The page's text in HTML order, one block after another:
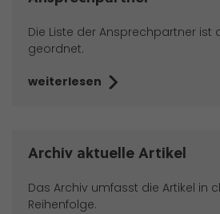
Die Liste der Ansprechpartner ist
geordnet.
weiterlesen
Archiv aktuelle Artikel
Das Archiv umfasst die Artikel in
Reihenfolge.